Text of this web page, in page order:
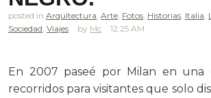
posted in Arquitectura Arte Fotos Historias Italia
Sociedad Viajes Mc 12.25 AM
En 2007 paseé por Milan en una
recorridos para visitantes que solo